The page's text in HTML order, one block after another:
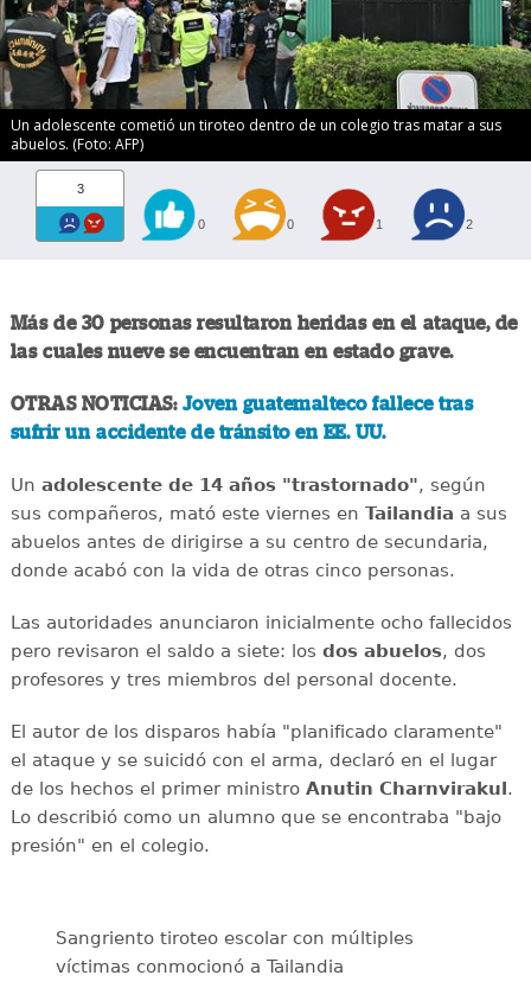
Un adolescente cometió un tiroteo dentro de un colegio tras matar a sus
abuelos. (Foto: AFP)
3
0 0 1 2
Más de 30 personas resultaron heridas en el ataque, de
las cuales nueve se encuentran en estado grave.
OTRAS NOTICIAS: Joven guatemalteco fallece tras
sufrir un accidente de tránsito en EE. UU.
Un adolescente de 14 años "trastornado", según
sus compañeros, mató este viernes en Tailandia a sus
abuelos antes de dirigirse a su centro de secundaria,
donde acabó con la vida de otras cinco personas.
Las autoridades anunciaron inicialmente ocho fallecidos
pero revisaron el saldo a siete: los dos abuelos, dos
profesores y tres miembros del personal docente.
El autor de los disparos había "planificado claramente"
el ataque y se suicidó con el arma, declaró en el lugar
de los hechos el primer ministro Anutin Charnvirakul.
Lo describió como un alumno que se encontraba "bajo
presión" en el colegio.
Sangriento tiroteo escolar con múltiples
víctimas conmocionó a Tailandia